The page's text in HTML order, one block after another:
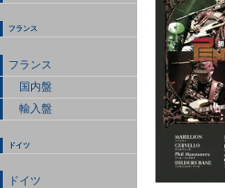
フランス
フランス
国内盤
輸入盤
ドイツ
ドイツ